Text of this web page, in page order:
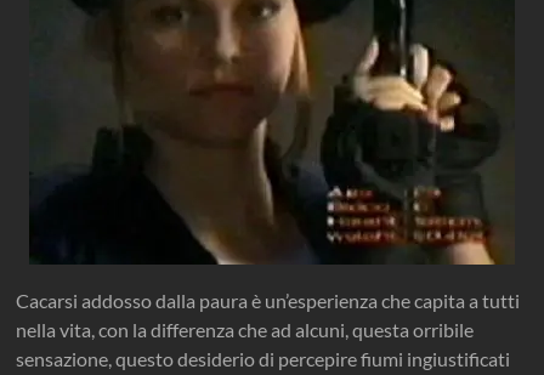
Cacarsi addosso dalla paura è un’esperienza che capita a tutti
nella vita, con la differenza che ad alcuni, questa orribile
sensazione, questo desiderio di percepire fiumi ingiustificati